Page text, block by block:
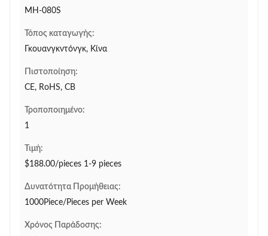
MH-080S
Τόπος καταγωγής:
Γκουανγκντόνγκ, Κίνα
Πιστοποίηση:
CE, RoHS, CB
Τροποποιημένο:
1
Τιμή:
$188.00/pieces 1-9 pieces
Δυνατότητα Προμήθειας:
1000Piece/Pieces per Week
Χρόνος Παράδοσης: